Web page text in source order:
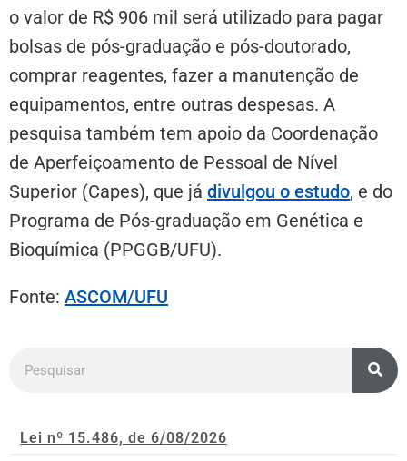
o valor de R$ 906 mil será utilizado para pagar
bolsas de pós-graduação e pós-doutorado,
comprar reagentes, fazer a manutenção de
equipamentos, entre outras despesas. A
pesquisa também tem apoio da Coordenação
de Aperfeiçoamento de Pessoal de Nível
Superior (Capes), que já divulgou o estudo, e do
Programa de Pós-graduação em Genética e
Bioquímica (PPGGB/UFU).
Fonte: ASCOM/UFU
Lei nº 15.486, de 6/08/2026